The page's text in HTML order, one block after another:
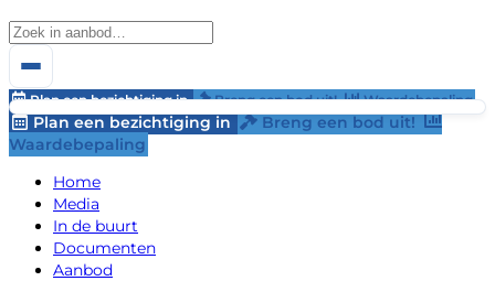
Plan een bezichtiging in Breng een bod uit! Waardebepaling
Plan een bezichtiging in
Breng een bod uit!
Waardebepaling
Home
Media
In de buurt
Documenten
Aanbod